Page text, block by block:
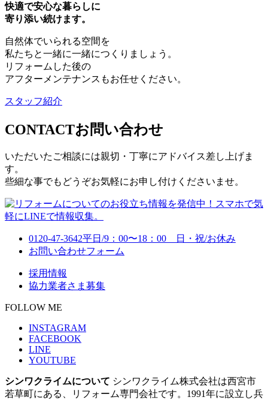
快適で安心な暮らしに
寄り添い続けます。
自然体でいられる空間を
私たちと一緒に一緒につくりましょう。
リフォームした後の
アフターメンテナンスもお任せください。
スタッフ紹介
CONTACTお問い合わせ
いただいたご相談には親切・丁寧にアドバイス差し上げま
す。
些細な事でもどうぞお気軽にお申し付けくださいませ。
0120-47-3642平日/9：00〜18：00 日・祝/お休み
お問い合わせフォーム
採用情報
協力業者さま募集
FOLLOW ME
INSTAGRAM
FACEBOOK
LINE
YOUTUBE
シンワクライムについて シンワクライム株式会社は西宮市
若草町にある、リフォーム専門会社です。1991年に設立し兵